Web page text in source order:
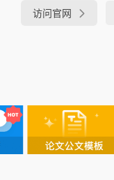
访问官网